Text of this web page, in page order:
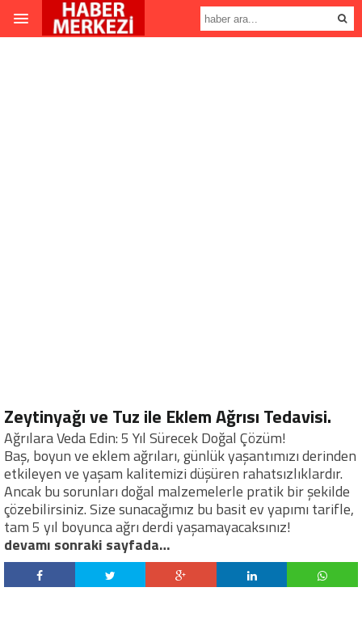
Zeytinyağı ve Tuz ile Eklem Ağrısı Tedavisi.
Ağrılara Veda Edin: 5 Yıl Sürecek Doğal Çözüm!
Baş, boyun ve eklem ağrıları, günlük yaşantımızı derinden
etkileyen ve yaşam kalitemizi düşüren rahatsızlıklardır.
Ancak bu sorunları doğal malzemelerle pratik bir şekilde
çözebilirsiniz. Size sunacağımız bu basit ev yapımı tarifle,
tam 5 yıl boyunca ağrı derdi yaşamayacaksınız!
devamı sonraki sayfada…